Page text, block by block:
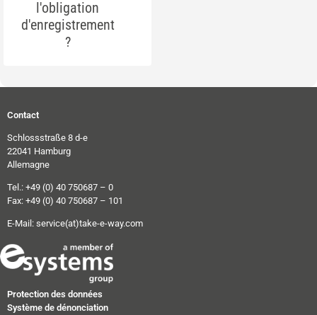
l'obligation
d'enregistrement
?
Contact
Schlossstraße 8 d-e
22041 Hamburg
Allemagne
Tel.: +49 (0) 40 750687 – 0
Fax: +49 (0) 40 750687 – 101
E-Mail: service(at)take-e-way.com
Protection des données
Système de dénonciation